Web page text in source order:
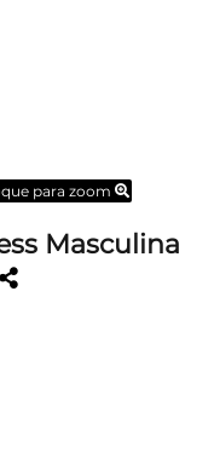
para zoom
Masculina